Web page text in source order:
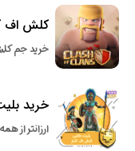
کلش اف
خرید جم
خرید
ارزانتر از